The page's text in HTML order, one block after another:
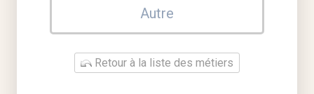
Autre
Retour à la liste des métiers